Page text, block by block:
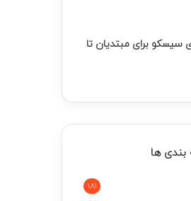
سیسکو برای مبتدیان تا
ها
181